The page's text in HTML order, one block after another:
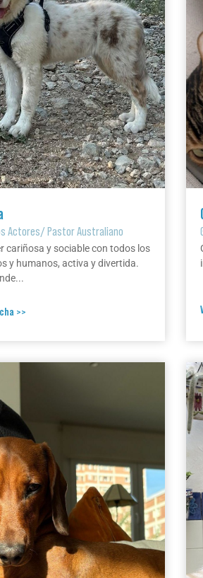
Actores/Pastor Australiano
cariñosa y sociable con todos los
y humanos, activa y divertida.
>>